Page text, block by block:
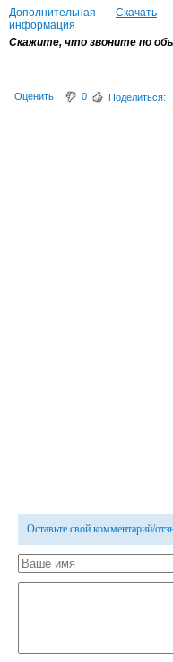
Дополнительная
информация
Скачать
Скажите, что звоните по
Оценить
0 Поделиться:
Оставьте свой комментарий/